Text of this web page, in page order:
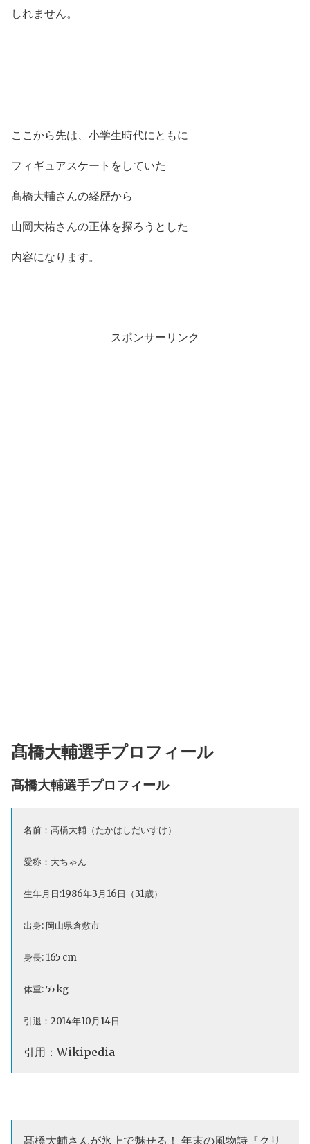
しれません。
ここから先は、小学生時代にともに
フィギュアスケートをしていた
髙橋大輔さんの経歴から
山岡大祐さんの正体を探ろうとした
内容になります。
スポンサーリンク
髙橋大輔選手プロフィール
髙橋大輔選手プロフィール
名前：髙橋大輔（たかはしだいすけ）
愛称：大ちゃん
生年月日:1986年3月16日（31歳）
出身: 岡山県倉敷市
身長: 165 cm
体重: 55 kg
引退：2014年10月14日
引用：Wikipedia
髙橋大輔さんが氷上で魅せる！ 年末の風物詩『クリ